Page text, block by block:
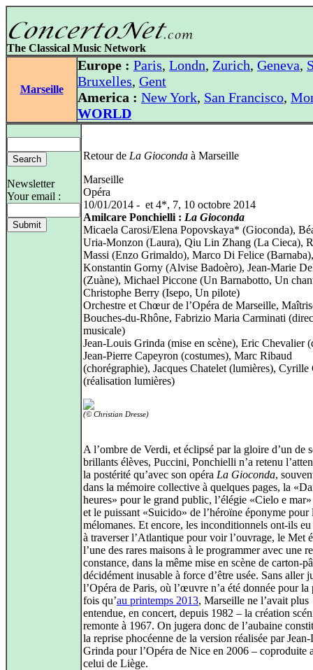
The Classical Music Network
Marseille
Europe : Paris, Londn, Zurich, Geneva,
Bruxelles, Gent
America : New York, San Francisco,
WORLD
Newsletter
Your email :
Retour de La Gioconda à Marseille
Marseille
Opéra
10/01/2014 - et 4*, 7, 10 octobre 2014
Amilcare Ponchielli : La Gioconda
Micaela Carosi/Elena Popovskaya* (Gioconda),
Uria-Monzon (Laura), Qiu Lin Zhang (La Cieca),
Massi (Enzo Grimaldo), Marco Di Felice (Barnaba),
Konstantin Gorny (Alvise Badoèro), Jean-Marie
(Zuàne), Michael Piccone (Un Barnabotto, Un
Christophe Berry (Isepo, Un pilote)
Orchestre et Chœur de l’Opéra de Marseille,
Bouches-du-Rhône, Fabrizio Maria Carminati
musicale)
Jean-Louis Grinda (mise en scène), Eric Chevalier
Jean-Pierre Capeyron (costumes), Marc Ribaud
(chorégraphie), Jacques Chatelet (lumières), Cyrille
(réalisation lumières)
(© Christian Dresse)
A l’ombre de Verdi, et éclipsé par la gloire d’un de
brillants élèves, Puccini, Ponchielli n’a retenu
la postérité qu’avec son opéra La Gioconda,
dans la mémoire collective à quelques pages, la
heures» pour le grand public, l’élégie «Cielo e
et le puissant «Suicido» de l’héroïne éponyme pour
mélomanes. Et encore, les inconditionnels ont-ils
à traverser l’Atlantique pour voir l’ouvrage, le Met
l’une des rares maisons à le programmer avec une
constance, dans la même mise en scène de carton-
décidément inusable à force d’être usée. Sans aller
l’Opéra de Paris, où l’œuvre n’a été donnée pour la
fois qu’au printemps 2013, Marseille ne l’avait plus
entendue, en concert, depuis 1982 – la création
remonte à 1967. On jugera donc de l’aubaine
la reprise phocéenne de la version réalisée par
Grinda pour l’Opéra de Nice en 2006 – coproduite
celui de Liège.